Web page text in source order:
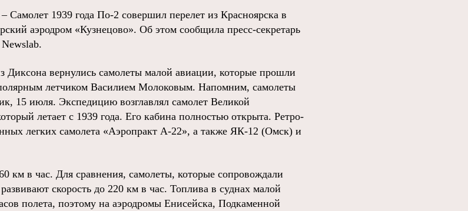
Самолет 1939 года По-2 совершил перелет из Красноярска в
аэродром «Кузнецово». Об этом сообщила пресс-секретарь
Диксона вернулись самолеты малой авиации, которые прошли
летчиком Василием Молоковым. Напомним, самолеты
15 июля. Экспедицию возглавлял самолет Великой
летает с 1939 года. Его кабина полностью открыта. Ретро-
легких самолета «Аэропракт А-22», а также ЯК-12 (Омск) и
км в час. Для сравнения, самолеты, которые сопровождали
скорость до 220 км в час. Топлива в суднах малой
полета, поэтому на аэродромы Енисейска, Подкаменной